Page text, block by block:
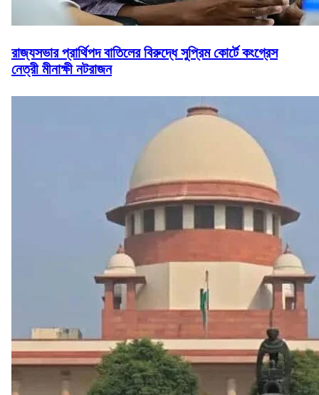
রাজ্যসভার প্রার্থিপদ বাতিলের বিরুদ্ধে সুপ্রিম কোর্টে কংগ্রেস
নেত্রী মীনাক্ষী নটরাজন